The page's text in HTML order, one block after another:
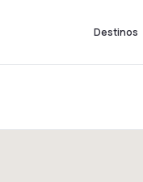
Destinos